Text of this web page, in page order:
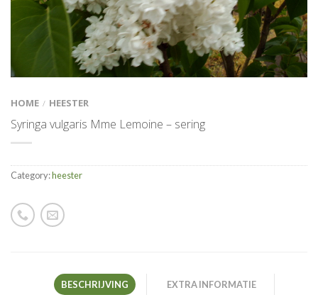
HOME / HEESTER
Syringa vulgaris Mme Lemoine – sering
Category:heester
BESCHRIJVING
EXTRA INFORMATIE